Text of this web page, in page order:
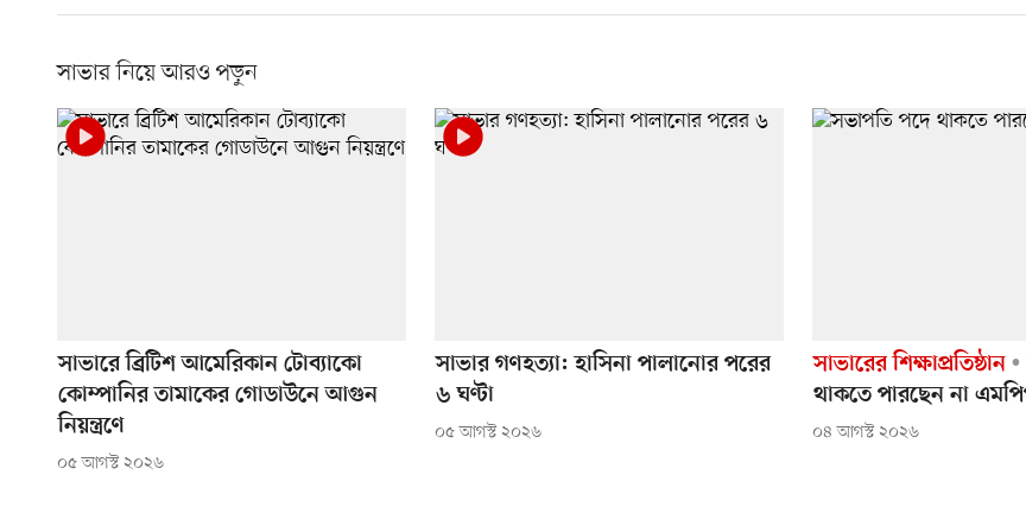
সাভার নিয়ে আরও পড়ুন
সাভারে ব্রিটিশ আমেরিকান টোব্যাকো
কোম্পানির তামাকের গোডাউনে আগুন
নিয়ন্ত্রণে
০৫ আগস্ট ২০২৬
সাভার গণহত্যা: হাসিনা পালানোর পরের
৬ ঘণ্টা
০৫ আগস্ট ২০২৬
সাভারের শিক্ষাপ্রতিষ্ঠান
থাকতে পারছেন না
০৪ আগস্ট ২০২৬